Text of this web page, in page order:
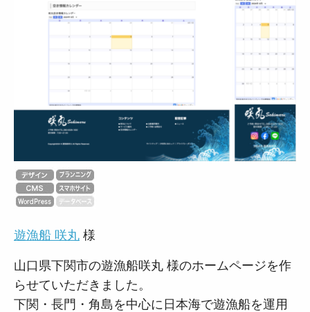
遊漁船 咲丸 様
山口県下関市の遊漁船咲丸 様のホームページを作
らせていただきました。
下関・長門・角島を中心に日本海で遊漁船を運用